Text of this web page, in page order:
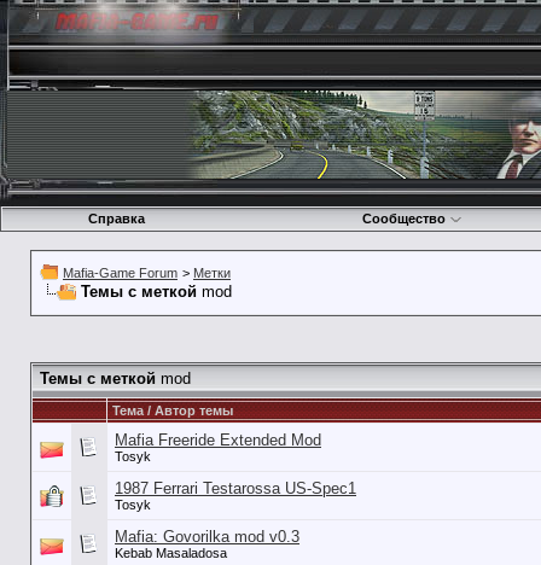
Справка Сообщество
Mafia-Game Forum > Метки
Темы с меткой mod
Темы с меткой mod
Тема / Автор темы
Mafia Freeride Extended Mod
Tosyk
1987 Ferrari Testarossa US-Spec1
Tosyk
Mafia: Govorilka mod v0.3
Kebab Masaladosa